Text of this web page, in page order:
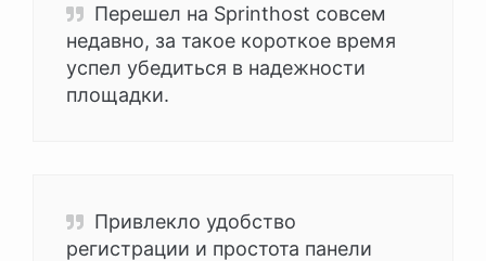
Перешел на Sprinthost совсем
недавно, за такое короткое время
успел убедиться в надежности
площадки.
Привлекло удобство
регистрации и простота панели